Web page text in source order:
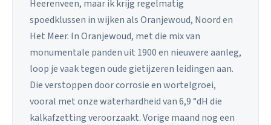
Heerenveen, maar ik krijg regelmatig
spoedklussen in wijken als Oranjewoud, Noord en
Het Meer. In Oranjewoud, met die mix van
monumentale panden uit 1900 en nieuwere aanleg,
loop je vaak tegen oude gietijzeren leidingen aan.
Die verstoppen door corrosie en wortelgroei,
vooral met onze waterhardheid van 6,9 °dH die
kalkafzetting veroorzaakt. Vorige maand nog een